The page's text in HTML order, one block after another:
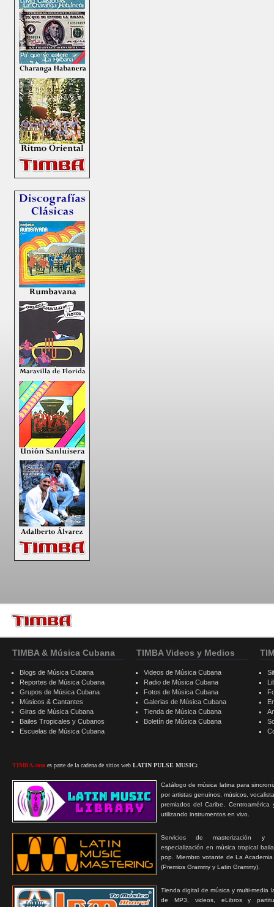
TIMBA & Música Cubana
Blogs de Música Cubana
Reportes de Música Cubana
Grupos de Música Cubana
Músicos & Cantantes
Giras de Música Cubana
Bailes Tropicales y Cubanos
Escuelas de Música Cubana
TIMBA.com es parte de la cadena de sitios web LATIN PULSE MUSIC:
Catálogo de música latina para
por artistas genuinos, músicos,
premiados del Caribe, Centroamérica
utilizando instrumentos en vivo.
Servicios de masterización y
especialización en música tropical
pop. Miembro votante de La
(Premios Grammy y Latin Grammy).
Tienda digital de música y multi-media
de MP3, videos, eLibros y
TIMBA Videos y Medios
Videos de Música Cubana
Radio de Música Cubana
Fotos de Música Cubana
Galerias de Música Cubana
Tienda de Música Cubana
Boletín de Música Cubana